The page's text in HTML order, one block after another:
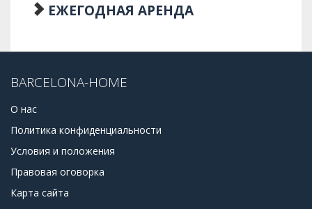
ЕЖЕГОДНАЯ АРЕНДА
BARCELONA-HOME
О нас
Политика конфиденциальности
Условия и положения
Правовая оговорка
Карта сайта